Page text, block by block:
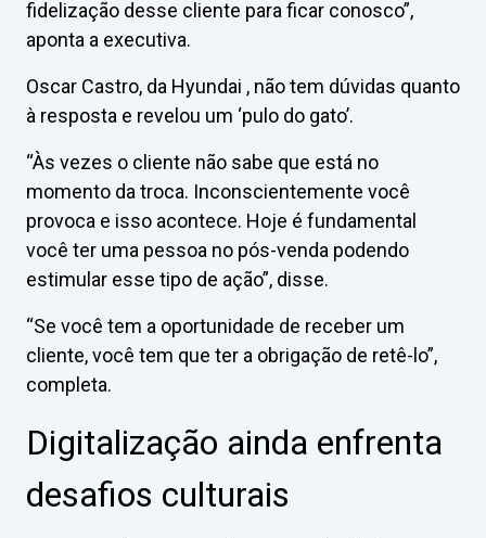
fidelização desse cliente para ficar conosco”,
aponta a executiva.
Oscar Castro, da Hyundai , não tem dúvidas quanto
à resposta e revelou um ‘pulo do gato’.
“Às vezes o cliente não sabe que está no
momento da troca. Inconscientemente você
provoca e isso acontece. Hoje é fundamental
você ter uma pessoa no pós-venda podendo
estimular esse tipo de ação”, disse.
“Se você tem a oportunidade de receber um
cliente, você tem que ter a obrigação de retê-lo”,
completa.
Digitalização ainda enfrenta
desafios culturais